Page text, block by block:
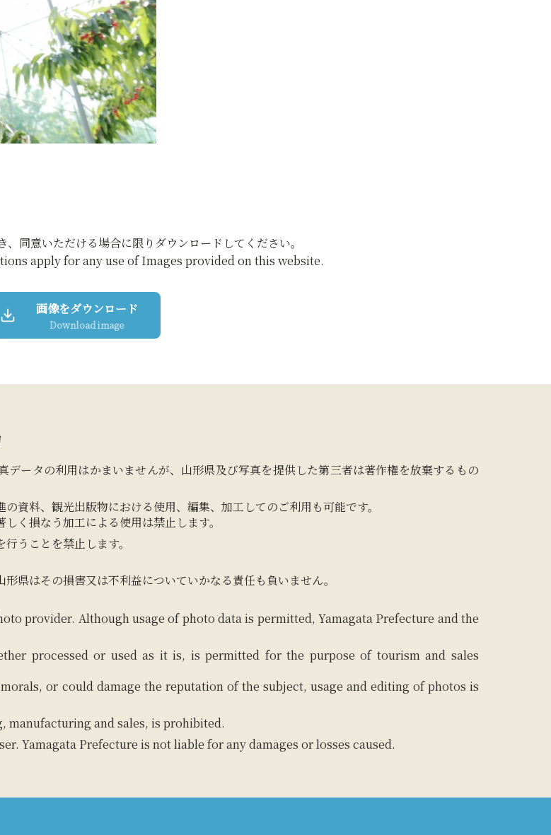
同意いただける場合に限りダウンロードしてください。
apply for any use of Images provided on this website.
画像をダウンロード
Download image
ータの利用はかまいませんが、山形県及び写真を提供した第三者は著作権を放棄するもの
資料、観光出版物における使用、編集、加工してのご利用も可能です。
く損なう加工による使用は禁止します。
うことを禁止します。
県はその損害又は不利益についていかなる責任も負いません。
provider. Although usage of photo data is permitted, Yamagata Prefecture and the
processed or used as it is, is permitted for the purpose of tourism and sales
or could damage the reputation of the subject, usage and editing of photos is
manufacturing and sales, is prohibited.
Yamagata Prefecture is not liable for any damages or losses caused.